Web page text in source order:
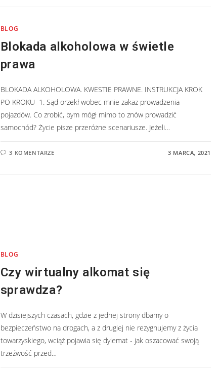
BLOG
Blokada alkoholowa w świetle
prawa
BLOKADA ALKOHOLOWA. KWESTIE PRAWNE. INSTRUKCJA KROK
PO KROKU 1. Sąd orzekł wobec mnie zakaz prowadzenia
pojazdów. Co zrobić, bym mógł mimo to znów prowadzić
samochód? Życie pisze przeróżne scenariusze. Jeżeli…
3 KOMENTARZE 3 MARCA, 2021
BLOG
Czy wirtualny alkomat się
sprawdza?
W dzisiejszych czasach, gdzie z jednej strony dbamy o
bezpieczeństwo na drogach, a z drugiej nie rezygnujemy z życia
towarzyskiego, wciąż pojawia się dylemat - jak oszacować swoją
trzeźwość przed…